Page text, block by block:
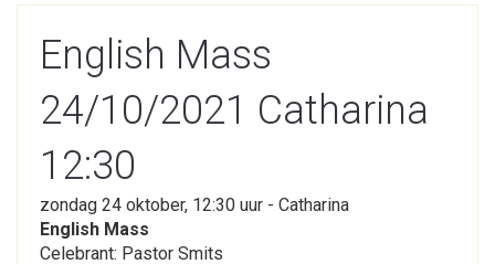
English Mass
24/10/2021 Catharina
12:30
zondag 24 oktober, 12:30 uur - Catharina
English Mass
Celebrant: Pastor Smits